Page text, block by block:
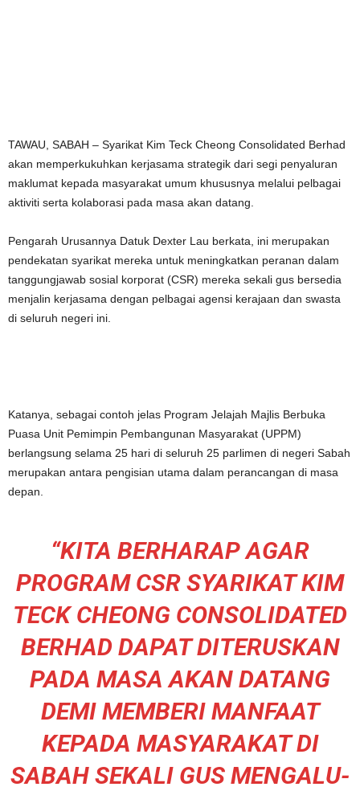
TAWAU, SABAH – Syarikat Kim Teck Cheong Consolidated Berhad
akan memperkukuhkan kerjasama strategik dari segi penyaluran
maklumat kepada masyarakat umum khususnya melalui pelbagai
aktiviti serta kolaborasi pada masa akan datang.
Pengarah Urusannya Datuk Dexter Lau berkata, ini merupakan
pendekatan syarikat mereka untuk meningkatkan peranan dalam
tanggungjawab sosial korporat (CSR) mereka sekali gus bersedia
menjalin kerjasama dengan pelbagai agensi kerajaan dan swasta
di seluruh negeri ini.
Katanya, sebagai contoh jelas Program Jelajah Majlis Berbuka
Puasa Unit Pemimpin Pembangunan Masyarakat (UPPM)
berlangsung selama 25 hari di seluruh 25 parlimen di negeri Sabah
merupakan antara pengisian utama dalam perancangan di masa
depan.
“KITA BERHARAP AGAR
PROGRAM CSR SYARIKAT KIM
TECK CHEONG CONSOLIDATED
BERHAD DAPAT DITERUSKAN
PADA MASA AKAN DATANG
DEMI MEMBERI MANFAAT
KEPADA MASYARAKAT DI
SABAH SEKALI GUS MENGALU-